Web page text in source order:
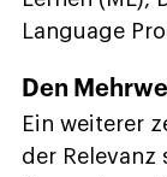
Language
Den
Ein weiterer
der Relevanz